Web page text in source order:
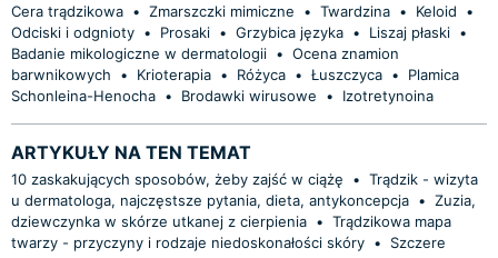
Cera trądzikowa • Zmarszczki mimiczne • Twardzina • Keloid
•
Odciski i odgnioty • Prosaki • Grzybica języka • Liszaj płaski •
Badanie mikologiczne w dermatologii • Ocena znamion
barwnikowych
• Krioterapia • Różyca • Łuszczyca •
Plamica
Schonleina-Henocha • Brodawki wirusowe • Izotretynoina
ARTYKUŁY NA TEN TEMAT
10 zaskakujących sposobów, żeby zajść w ciążę • Trądzik - wizyta
u dermatologa, najczęstsze pytania, dieta, antykoncepcja • Zuzia,
dziewczynka w skórze utkanej z cierpienia • Trądzikowa mapa
twarzy - przyczyny i rodzaje niedoskonałości skóry •
Szczere